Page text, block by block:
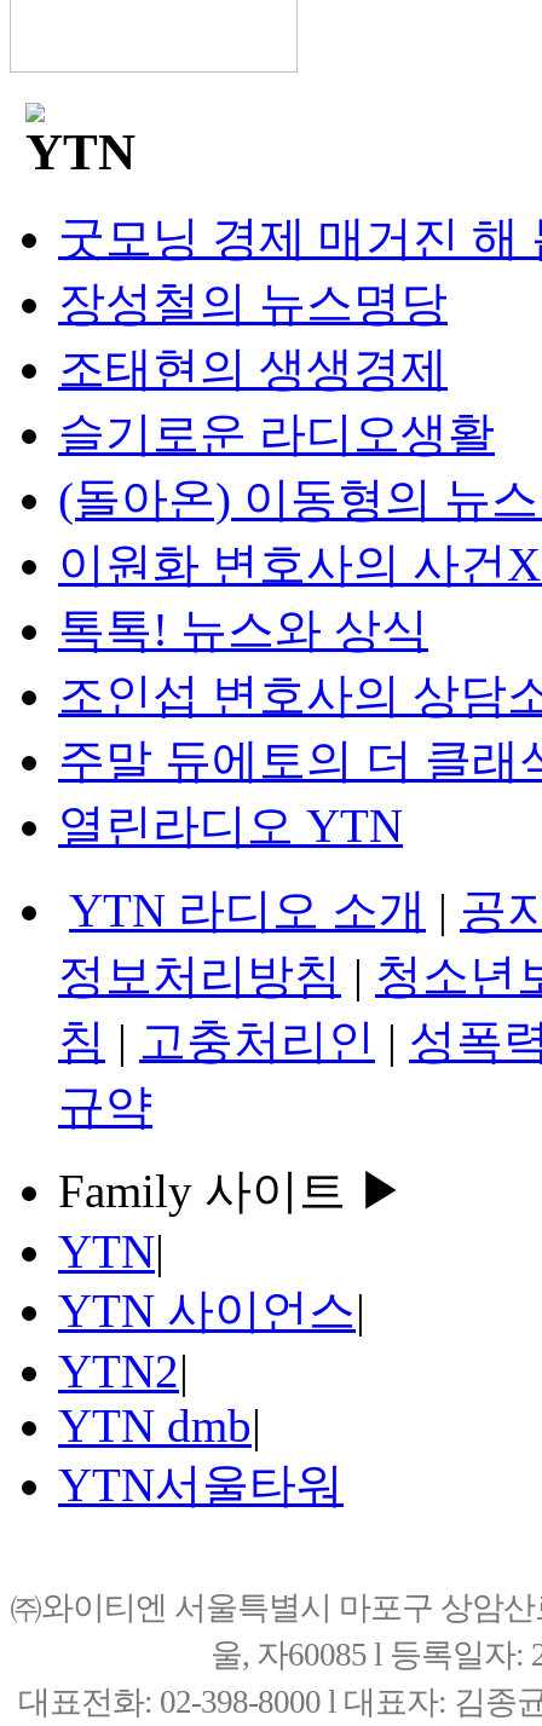
굿모닝 경제 매거진 해
장성철의 뉴스명당
조태현의 생생경제
슬기로운 라디오생활
(돌아온) 이동형의 뉴
이원화 변호사의 사건
톡톡! 뉴스와 상식
조인섭 변호사의 상담
주말 듀에토의 더 클래
열린라디오 YTN
YTN 라디오 소개 | 공
정보처리방침 | 청소년
침 | 고충처리인 | 성폭
규약
Family 사이트 ▶
YTN|
YTN 사이언스|
YTN2|
YTN dmb|
YTN서울타워
㈜와이티엔 서울특별시 마포구 상암
울, 자60085 l 등록일자:
대표전화: 02-398-8000 l 대표자: 김종